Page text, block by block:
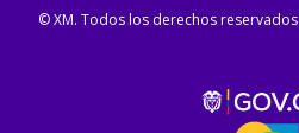
© XM. Todos los derechos reservados